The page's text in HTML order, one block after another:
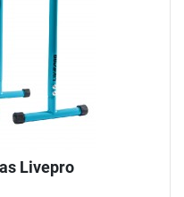
Livepro